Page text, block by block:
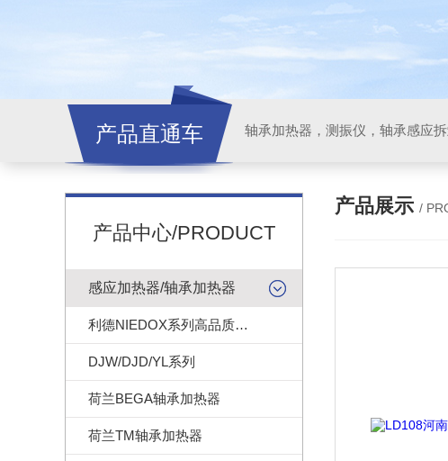
产品直通车 轴承加热器，测振仪，轴承感应
产品中心/PRODUCT
感应加热器/轴承加热器
利德NIEDOX系列高品质轴承加热器
DJW/DJD/YL系列
荷兰BEGA轴承加热器
荷兰TM轴承加热器
产品展示 /